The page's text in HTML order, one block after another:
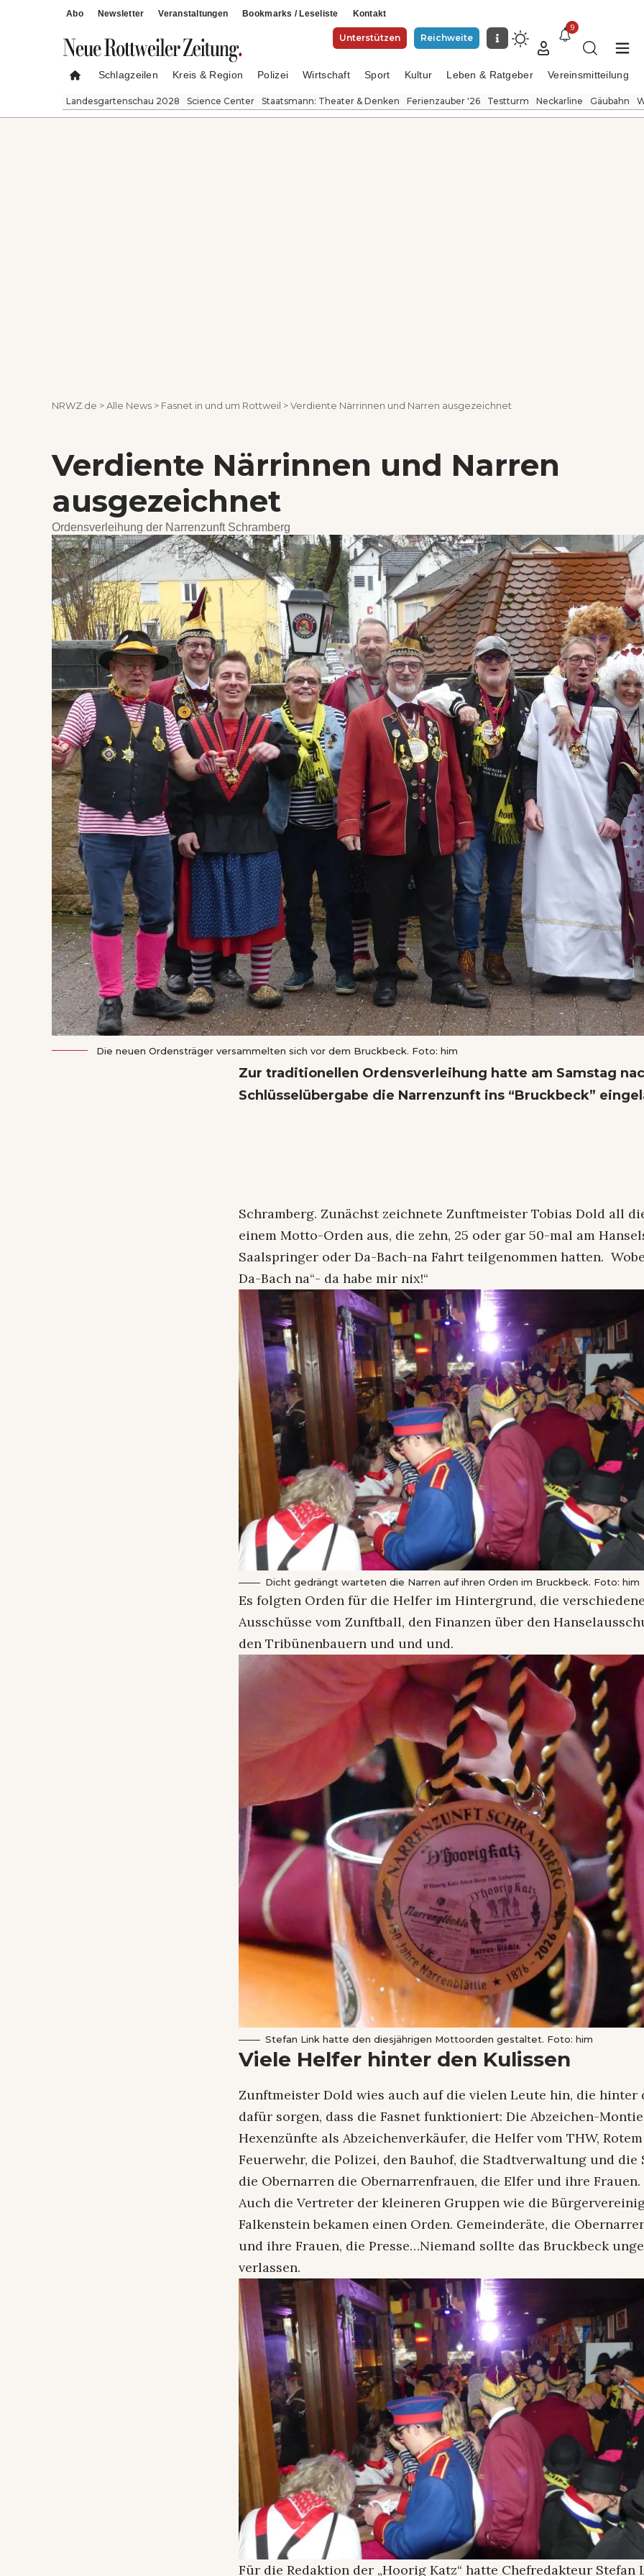
Abo Newsletter Veranstaltungen Bookmarks / Leseliste Kontakt
Unterstützen Reichweite
9
Schlagzeilen Kreis & Region Polizei Wirtschaft Sport Kultur Leben & Ratgeber Vereinsmitteilung
Landesgartenschau 2028 Science Center Staatsmann: Theater & Denken Ferienzauber '26 Testturm Neckarline Gäubahn
NRWZ.de >Alle News > Fasnet in und um Rottweil >Verdiente Närrinnen und Narren ausgezeichnet
Verdiente Närrinnen und Narren
ausgezeichnet
Ordensverleihung der Narrenzunft Schramberg
Die neuen Ordensträger versammelten sich vor dem Bruckbeck. Foto: him
Zur traditionellen Ordensverleihung hatte am Samstag
Schlüsselübergabe die Narrenzunft ins “Bruckbeck”
Schramberg. Zunächst zeichnete Zunftmeister Tobias Dold all
einem Motto-Orden aus, die zehn, 25 oder gar 50-mal am
Saalspringer oder Da-Bach-na Fahrt teilgenommen hatten.
Da-Bach na“- da habe mir nix!“
Dicht gedrängt warteten die Narren auf ihren Orden im Bruckbeck. Foto: him
Es folgten Orden für die Helfer im Hintergrund, die
Ausschüsse vom Zunftball, den Finanzen über den
den Tribünenbauern und und und.
Stefan Link hatte den diesjährigen Mottoorden gestaltet. Foto: him
Viele Helfer hinter den Kulissen
Zunftmeister Dold wies auch auf die vielen Leute hin, die hinter
dafür sorgen, dass die Fasnet funktioniert: Die Abzeichen-
Hexenzünfte als Abzeichenverkäufer, die Helfer vom THW,
Feuerwehr, die Polizei, den Bauhof, die Stadtverwaltung und die
die Obernarren die Obernarrenfrauen, die Elfer und ihre Frauen.
Auch die Vertreter der kleineren Gruppen wie die
Falkenstein bekamen einen Orden. Gemeinderäte, die
und ihre Frauen, die Presse…Niemand sollte das Bruckbeck
verlassen.
Für die Redaktion der „Hoorig Katz“ hatte Chefredakteur Stefan